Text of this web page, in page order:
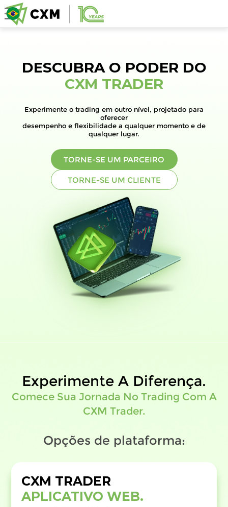
DESCUBRA O PODER DO
CXM TRADER
Experimente o trading em outro nível, projetado para
oferecer
desempenho e flexibilidade a qualquer momento e de
qualquer lugar.
TORNE-SE UM PARCEIRO
TORNE-SE UM CLIENTE
Experimente A Diferença.
Comece Sua Jornada No Trading Com A
CXM Trader.
Opções de plataforma:
CXM TRADER
APLICATIVO WEB.